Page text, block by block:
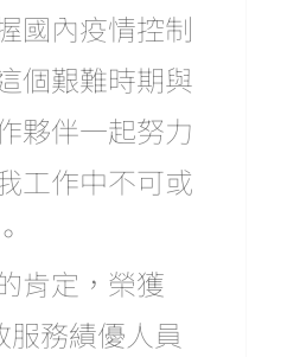
國內疫情控制
個艱難時期與
夥伴一起努力
工作中不可或
。
肯定，榮獲
服務績優人員